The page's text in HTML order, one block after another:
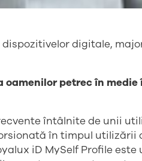
digitale,
petrec în medie
întâlnite de unii
în timpul utilizării
iD MySelf Profile